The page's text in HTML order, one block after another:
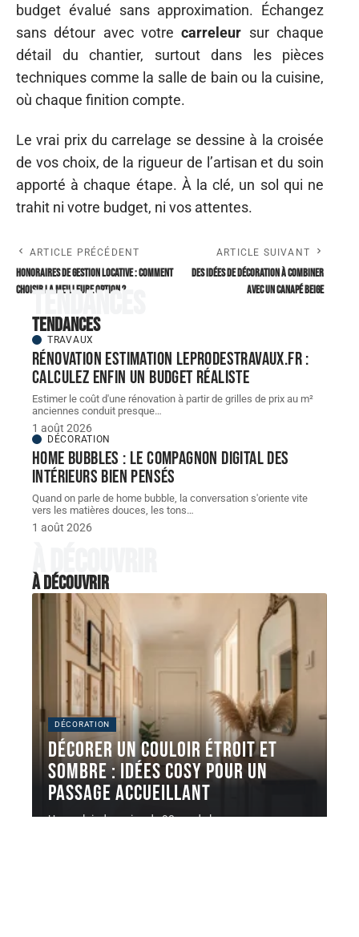
budget évalué sans approximation. Échangez
sans détour avec votrecarreleur sur chaque
détail du chantier, surtout dans les pièces
techniques comme la salle de bain ou la cuisine,
où chaque finition compte.
Le vrai prix du carrelage se dessine à la croisée
de vos choix, de la rigueur de l’artisan et du soin
apporté à chaque étape. À la clé, un sol qui ne
trahit ni votre budget, ni vos attentes.
ARTICLE PRÉCÉDENT
Honoraires de gestion locative : comment
choisir la meilleure option ?
ARTICLE SUIVANT
Des idées de décoration à combiner
avec un canapé beige
Tendances
Tendances
TRAVAUX
Rénovation estimation leprodestravaux.fr :
calculez enfin un budget réaliste
Estimer le coût d'une rénovation à partir de grilles de prix au m²
anciennes conduit presque…
1 août 2026
DÉCORATION
Home bubbles : le compagnon digital des
intérieurs bien pensés
Quand on parle de home bubble, la conversation s'oriente vite
vers les matières douces, les tons…
1 août 2026
À découvrir
À découvrir
DÉCORATION
Décorer un couloir étroit et
sombre : idées cosy pour un
passage accueillant
Un couloir de moins de 90 cm de large sans source